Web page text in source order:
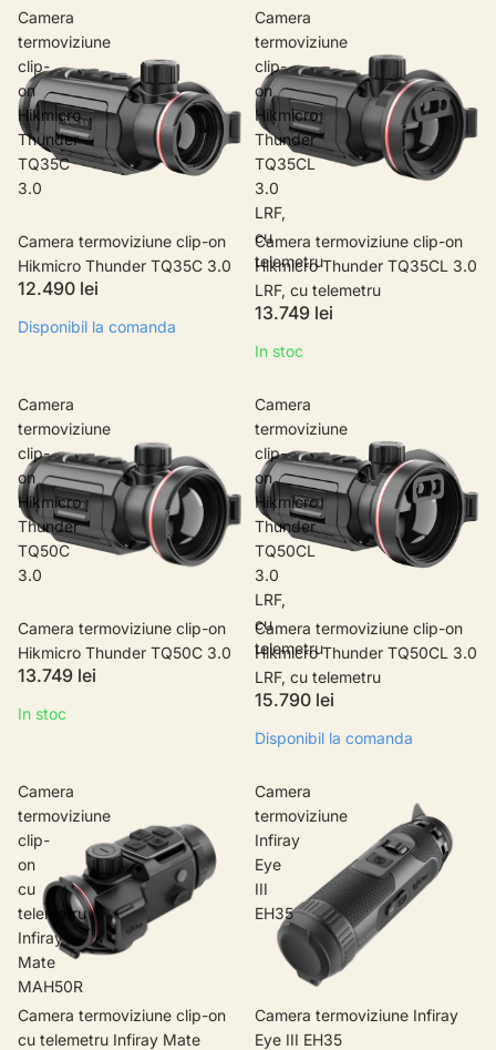
Camera
termoviziune
clip-
on
Hikmicro
Thunder
TQ35C
3.0
Camera termoviziune clip-on
Hikmicro Thunder TQ35C 3.0
12.490 lei
Disponibil la comanda
Camera
termoviziune
clip-
on
Hikmicro
Thunder
TQ35CL
3.0
LRF,
cu
telemetru
Camera termoviziune clip-on
Hikmicro Thunder TQ35CL 3.0
LRF, cu telemetru
13.749 lei
In stoc
Camera
termoviziune
clip-
on
Hikmicro
Thunder
TQ50C
3.0
Camera termoviziune clip-on
Hikmicro Thunder TQ50C 3.0
13.749 lei
In stoc
Camera
termoviziune
clip-
on
Hikmicro
Thunder
TQ50CL
3.0
LRF,
cu
telemetru
Camera termoviziune clip-on
Hikmicro Thunder TQ50CL 3.0
LRF, cu telemetru
15.790 lei
Disponibil la comanda
Camera
termoviziune
clip-
on
cu
telemetru
Infiray
Mate
MAH50R
Camera termoviziune clip-on
cu telemetru Infiray Mate
Camera
termoviziune
Infiray
Eye
III
EH35
Stoc epuizat
Camera termoviziune Infiray
Eye III EH35